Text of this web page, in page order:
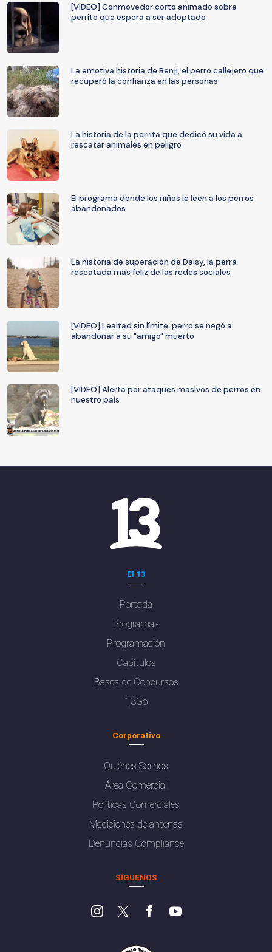
[VIDEO] Conmovedor corto animado sobre
perrito que espera a ser adoptado
La emotiva historia de Benji, el perro callejero que
recuperó la confianza en las personas
La historia de la perrita que dedicó su vida a
rescatar animales en peligro
El programa donde los niños le leen a los perros
abandonados
La historia de superación de Daisy, la perra
rescatada más feliz de las redes sociales
[VIDEO] Lealtad sin límite: perro se negó a
abandonar a su "amigo" muerto
[VIDEO] Alerta por ataques masivos de perros en
nuestro país
El 13
Portada
Programas
Programación
Capítulos
Bases de Concursos
13Go
Corporativo
Quiénes Somos
Área Comercial
Políticas Comerciales
Mediciones de antenas
Denuncias Compliance
SÍGUENOS